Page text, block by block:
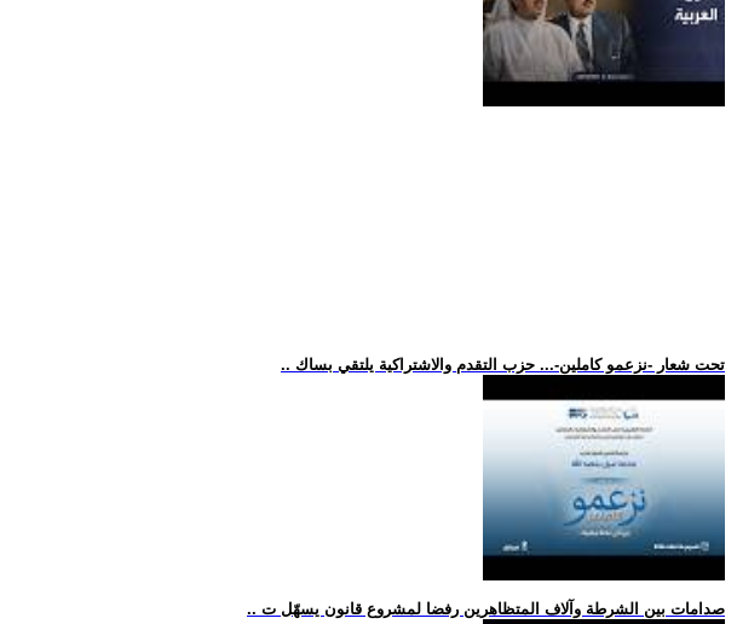
.. تحت شعار -نزعمو كاملين-... حزب التقدم والاشتراكية يلتقي بساك
.. صدامات بين الشرطة وآلاف المتظاهرين رفضا لمشروع قانون يسهّل ت